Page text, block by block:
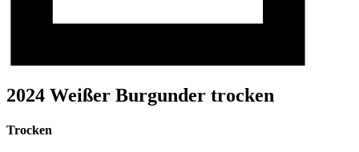
2024 Weißer Burgunder trocken
Trocken